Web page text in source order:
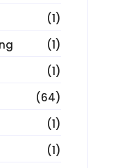
(1)
(1)
(1)
(64)
(1)
(1)